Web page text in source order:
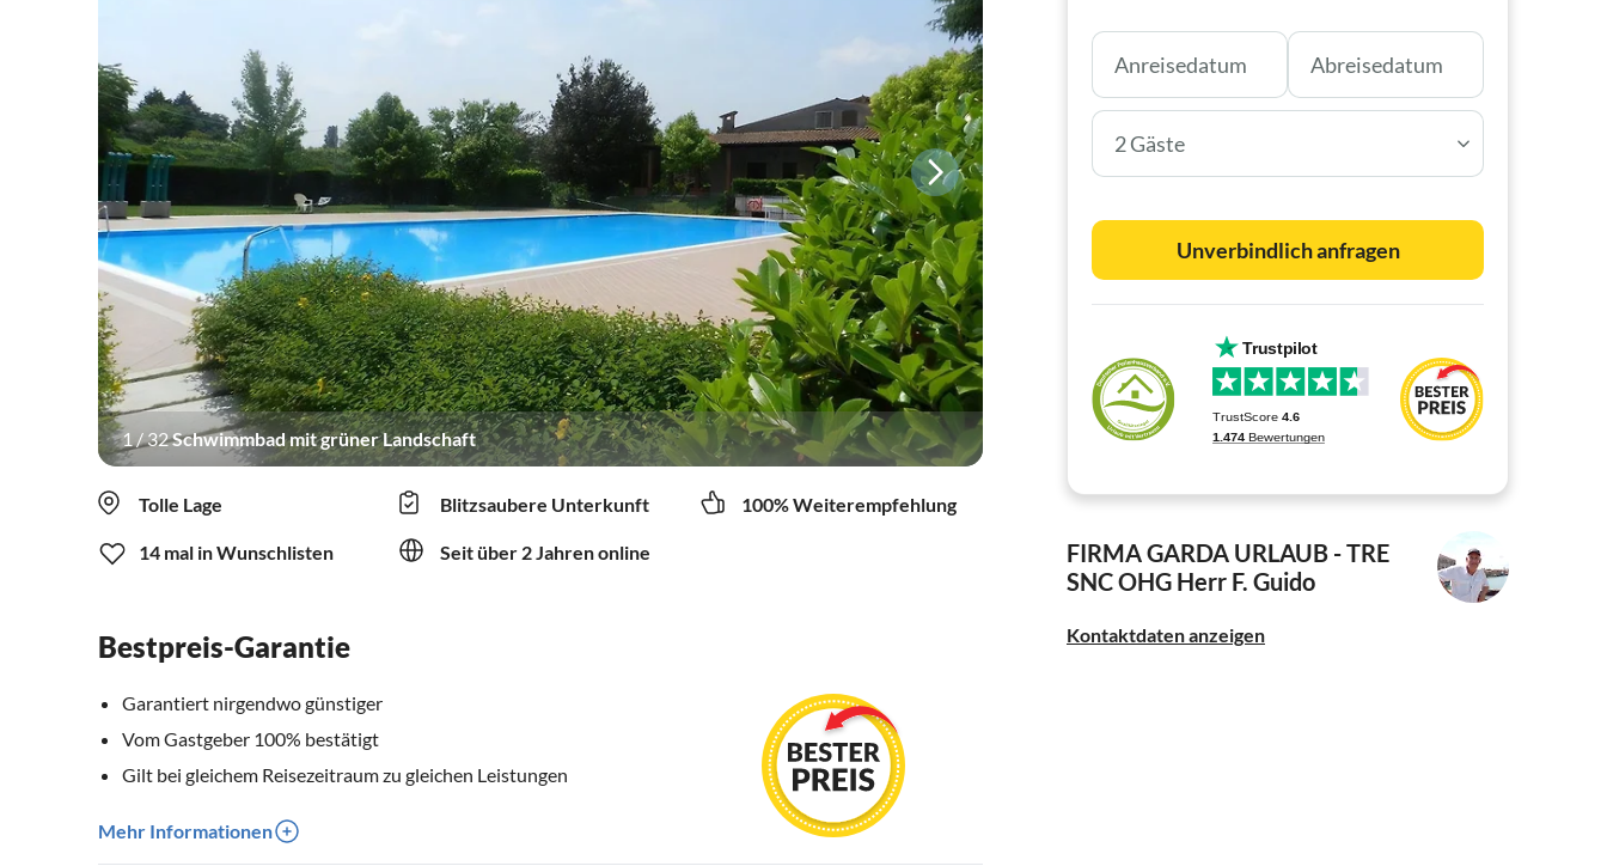
1 /32Schwimmbad mit grüner Landschaft
Tolle Lage Blitzsaubere Unterkunft 100% Weiterempfehlung
14 mal in Wunschlisten Seit über 2 Jahren online
Bestpreis-Garantie
Garantiert nirgendwo günstiger
Vom Gastgeber 100% bestätigt
Gilt bei gleichem Reisezeitraum zu gleichen Leistungen
Mehr Informationen
2 Gäste
Unverbindlich anfragen
FIRMA GARDA URLAUB - TRE
SNC OHG Herr F. Guido
Kontaktdaten anzeigen